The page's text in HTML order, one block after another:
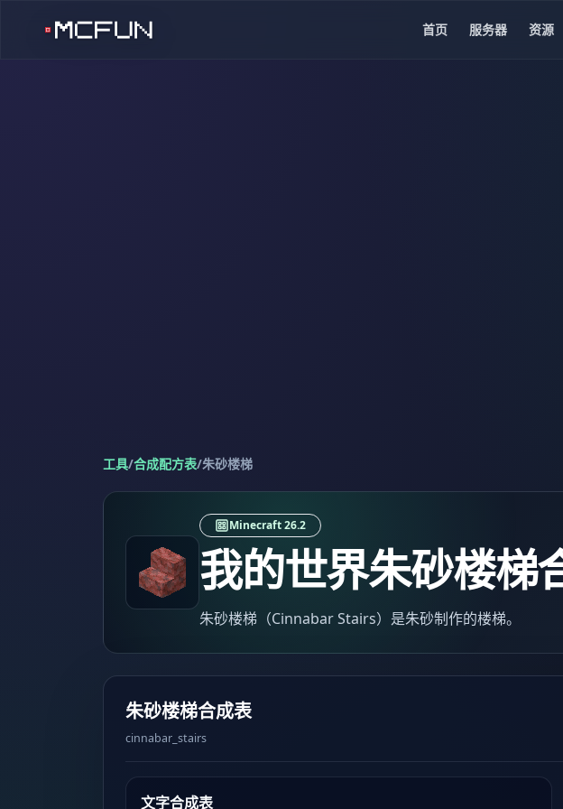
首页 服务器 资源
工具/合成配方表/朱砂楼梯
Minecraft 26.2
我的世界朱砂楼梯
朱砂楼梯（Cinnabar Stairs）是朱砂制作的楼梯。
朱砂楼梯合成表
cinnabar_stairs
文字合成表